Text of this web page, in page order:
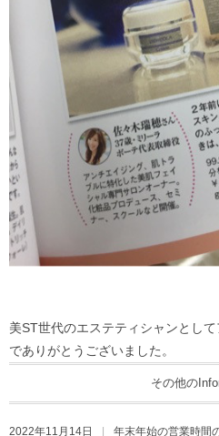
美ST世代のエステティシャンとし
でありがとうございました。
その他の
2022年11月14日 年末年始の営業時間